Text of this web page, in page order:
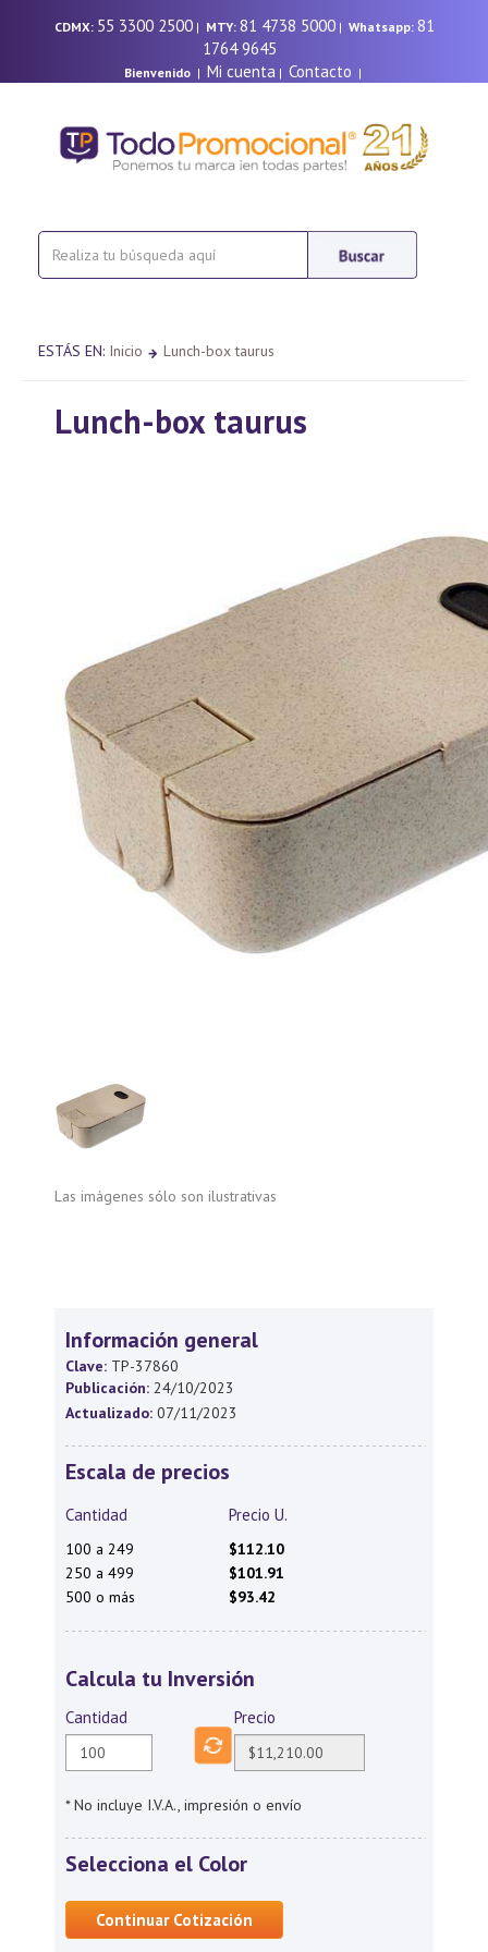
CDMX: 55 3300 2500| MTY: 81 4738 5000| Whatsapp: 81
1764 9645
Bienvenido| Mi cuenta | Contacto |
ESTÁS EN: Inicio Lunch-box taurus
Lunch-box taurus
Las imágenes sólo son ilustrativas
Información general
Clave: TP-37860
Publicación: 24/10/2023
Actualizado: 07/11/2023
Escala de precios
Cantidad Precio U.
100 a 249
$112.10
250 a 499
$101.91
500 o más
$93.42
Calcula tu Inversión
Cantidad Precio
* No incluye I.V.A., impresión o envío
Selecciona el Color
Continuar Cotización